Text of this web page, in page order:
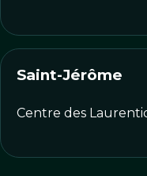
Saint-Jérôme
Centre des